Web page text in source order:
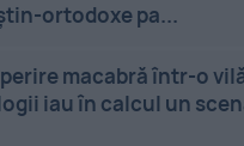
ortodoxe pa...
macabră într-o
iau în calcul un